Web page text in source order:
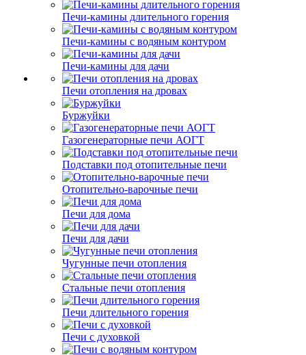
Печи-камины длительного горения
Печи-камины с водяным контуром
Печи-камины для дачи
Печи отопления на дровах
Буржуйки
Газогенераторные печи АОГТ
Подставки под отопительные печи
Отопительно-варочные печи
Печи для дома
Печи для дачи
Чугунные печи отопления
Стальные печи отопления
Печи длительного горения
Печи с духовкой